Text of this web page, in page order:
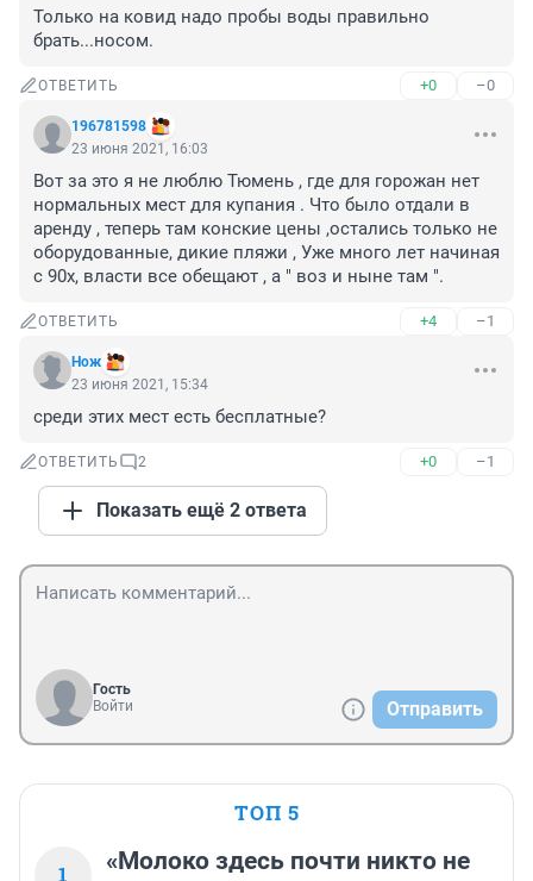
Только на ковид надо пробы воды правильно
брать...носом.
ОТВЕТИТЬ +0 –0
196781598
23 июня 2021, 16:03
Вот за это я не люблю Тюмень , где для горожан нет
нормальных мест для купания . Что было отдали в
аренду , теперь там конские цены ,остались только не
оборудованные, дикие пляжи , Уже много лет начиная
с 90х, власти все обещают , а " воз и ныне там ".
ОТВЕТИТЬ +4 –1
Нож
23 июня 2021, 15:34
среди этих мест есть бесплатные?
ОТВЕТИТЬ 2 +0 –1
Показать ещё 2 ответа
Гость
Войти
Отправить
ТОП 5
1
«Молоко здесь почти никто не